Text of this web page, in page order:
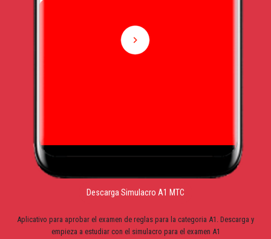
Descarga Simulacro A1 MTC
Aplicativo para aprobar el examen de reglas para la categoria A1. Descarga y
empieza a estudiar con el simulacro para el examen A1